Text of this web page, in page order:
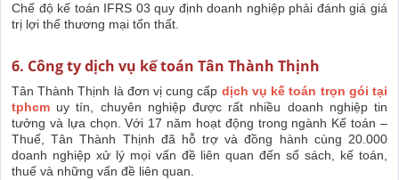
Chế độ kế toán IFRS 03 quy định doanh nghiệp phải đánh giá giá
trị lợi thế thương mại tổn thất.
6. Công ty dịch vụ kế toán Tân Thành Thịnh
Tân Thành Thịnh là đơn vị cung cấp dịch vụ kế toán trọn gói tại
tphcm uy tín, chuyên nghiệp được rất nhiều doanh nghiệp tin
tưởng và lựa chọn. Với 17 năm hoạt động trong ngành Kế toán –
Thuế, Tân Thành Thịnh đã hỗ trợ và đồng hành cùng 20.000
doanh nghiệp xử lý mọi vấn đề liên quan đến sổ sách, kế toán,
thuế và những vấn đề liên quan.